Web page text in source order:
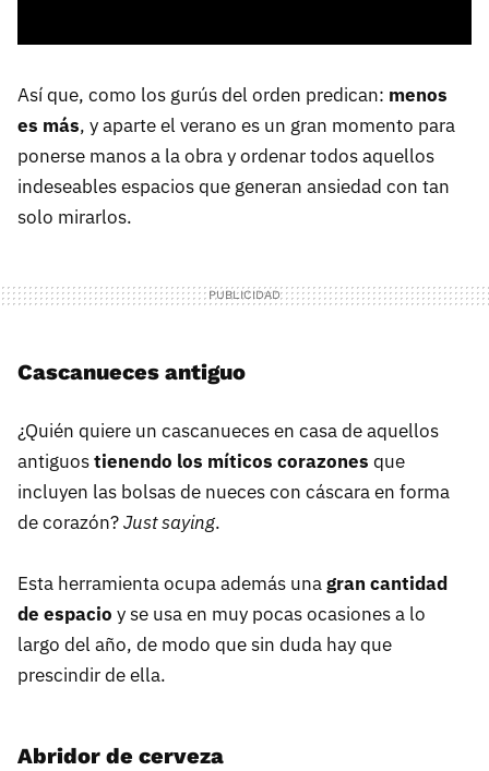
Así que, como los gurús del orden predican: menos
es más, y aparte el verano es un gran momento para
ponerse manos a la obra y ordenar todos aquellos
indeseables espacios que generan ansiedad con tan
solo mirarlos.
Cascanueces antiguo
¿Quién quiere un cascanueces en casa de aquellos
antiguostienendo los míticos corazones que
incluyen las bolsas de nueces con cáscara en forma
de corazón?Just saying.
Esta herramienta ocupa además unagran cantidad
de espacio y se usa en muy pocas ocasiones a lo
largo del año, de modo que sin duda hay que
prescindir de ella.
Abridor de cerveza